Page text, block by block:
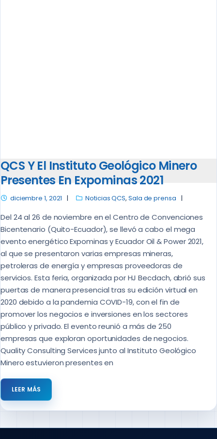
QCS Y El Instituto Geológico Minero
Presentes En Expominas 2021
diciembre 1, 2021 Noticias QCS, Sala de prensa
Del 24 al 26 de noviembre en el Centro de Convenciones
Bicentenario (Quito-Ecuador), se llevó a cabo el mega
evento energético Expominas y Ecuador Oil & Power 2021,
al que se presentaron varias empresas mineras,
petroleras de energía y empresas proveedoras de
servicios. Esta feria, organizada por HJ Becdach, abrió sus
puertas de manera presencial tras su edición virtual en
2020 debido a la pandemia COVID-19, con el fin de
promover los negocios e inversiones en los sectores
público y privado. El evento reunió a más de 250
empresas que exploran oportunidades de negocios.
Quality Consulting Services junto al Instituto Geológico
Minero estuvieron presentes en
LEER MÁS